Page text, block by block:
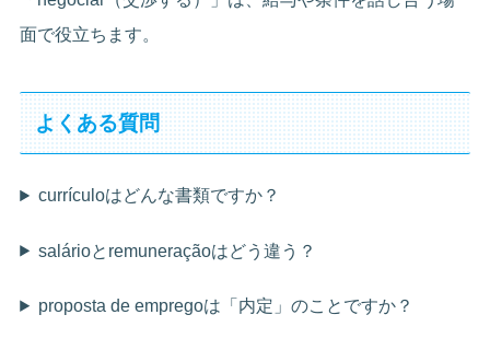
面で役立ちます。
よくある質問
currículoはどんな書類ですか？
salárioとremuneraçãoはどう違う？
proposta de empregoは「内定」のことですか？